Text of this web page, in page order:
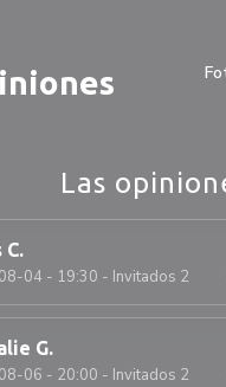
Las
C
04 - 19:30 - Invitados 2
G
06 - 20:00 - Invitados 2